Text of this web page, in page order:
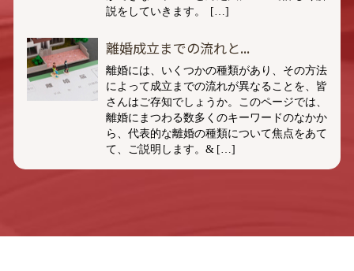
説をしていきます。 […]
離婚成立までの流れと...
離婚には、いくつかの種類があり、その方法
によって成立までの流れが異なることを、皆
さんはご存知でしょうか。このページでは、
離婚にまつわる数多くのキーワードのなかか
ら、代表的な離婚の種類について焦点をあて
て、ご説明します。& […]